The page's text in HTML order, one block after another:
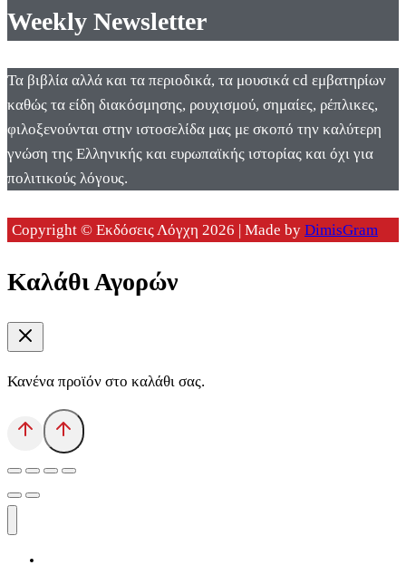
Weekly Newsletter
Τα βιβλία αλλά και τα περιοδικά, τα μουσικά cd εμβατηρίων
καθώς τα είδη διακόσμησης, ρουχισμού, σημαίες, ρέπλικες,
φιλοξενούνται στην ιστοσελίδα μας με σκοπό την καλύτερη
γνώση της Ελληνικής και ευρωπαϊκής ιστορίας και όχι για
πολιτικούς λόγους.
Copyright © Εκδόσεις Λόγχη 2026 | Made by DimisGram
Καλάθι Αγορών
Κανένα προϊόν στο καλάθι σας.